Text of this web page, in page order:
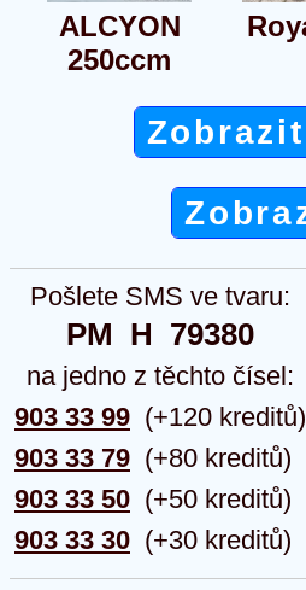
ALCYON
250ccm
Pošlete SMS ve tvaru:
PM  H  79380
na jedno z těchto čísel:
903 33 99
903 33 79
903 33 50
903 33 30
(+120 kreditů)
(+80 kreditů)
(+50 kreditů)
(+30 kreditů)